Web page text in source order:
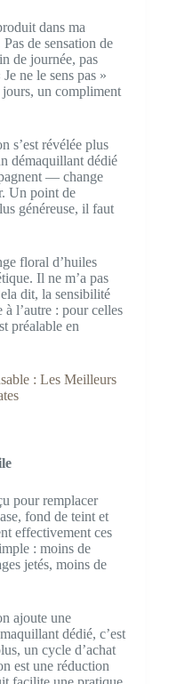
dans ma
de sensation de
de journée, pas
ne le sens pas »
un compliment
s’est révélée plus
démaquillant dédié
— change
Un point de
généreuse, il faut
floral d’huiles
Il ne m’a pas
dit, la sensibilité
à l’autre : pour celles
préalable en
: Les Meilleurs
pour remplacer
fond de teint et
effectivement ces
: moins de
jetés, moins de
ajoute une
dédié, c’est
un cycle d’achat
est une réduction